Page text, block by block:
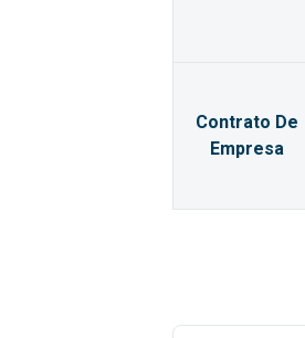
Contrato De
Empresa